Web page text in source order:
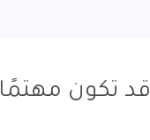
قد تكون مهتمًا